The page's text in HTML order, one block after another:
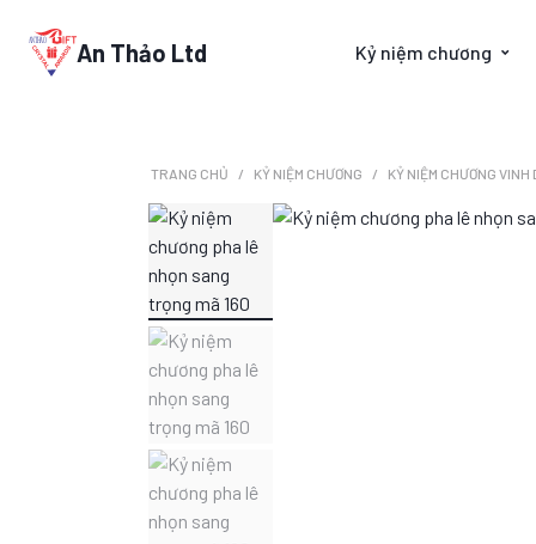
An Thảo Ltd Kỷ niệm chương
TRANG CHỦ KỶ NIỆM CHƯƠNG KỶ NIỆM CHƯƠNG VINH